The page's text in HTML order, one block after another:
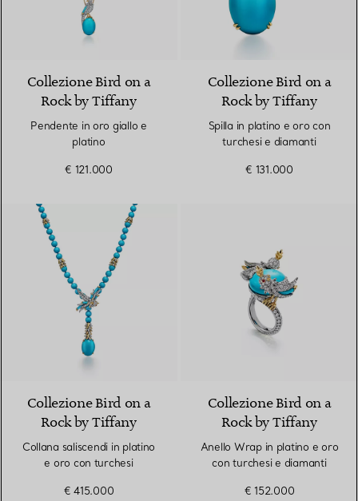
Collezione Bird on a
Rock by Tiffany
Pendente in oro giallo e
platino
€ 121.000
Collezione Bird on a
Rock by Tiffany
Spilla in platino e oro con
turchesi e diamanti
€ 131.000
Collezione Bird on a
Rock by Tiffany
Collana saliscendi in platino
e oro con turchesi
€ 415.000
Collezione Bird on a
Rock by Tiffany
Anello Wrap in platino e oro
con turchesi e diamanti
€ 152.000